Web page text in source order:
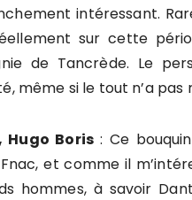
intéressant.
sur cette
de Tancrède. Le
même si le tout n’a
Hugo Boris: Ce
et comme il
hommes, à savoir